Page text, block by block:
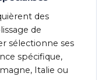
des
de
sélectionne ses
spécifique,
Italie ou